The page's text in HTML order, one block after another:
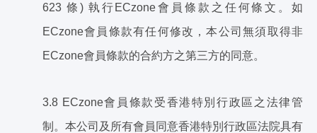
623 條) 執行ECzone會員條款之任何條文。如
ECzone會員條款有任何修改，本公司無須取得非
ECzone會員條款的合約方之第三方的同意。
3.8 ECzone會員條款受香港特別行政區之法律管
制。本公司及所有會員同意香港特別行政區法院具有